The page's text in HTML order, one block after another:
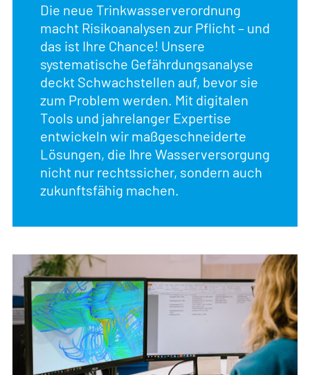
Die neue Trinkwasserverordnung
macht Risikoanalysen zur Pflicht – und
das ist Ihre Chance! Unsere
systematische Gefährdungsanalyse
deckt Schwachstellen auf, bevor sie
zum Problem werden. Mit digitalen
Tools und jahrelanger Expertise
entwickeln wir maßgeschneiderte
Lösungen, die Ihre Wasserversorgung
nicht nur rechtssicher, sondern auch
zukunftsfähig machen.